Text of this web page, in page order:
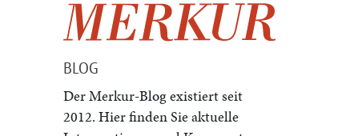
BLOG
Der Merkur-Blog existiert seit
2012. Hier finden Sie aktuelle